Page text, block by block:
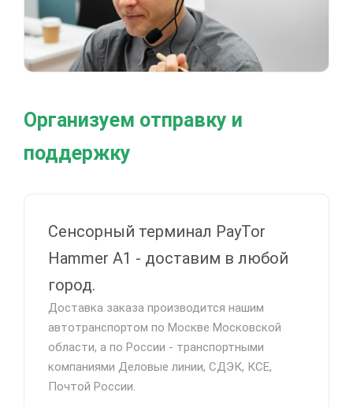
Организуем отправку и
поддержку
Сенсорный терминал PayTor
Hammer A1 - доставим в любой
город.
Доставка заказа производится нашим
автотранспортом по Москве Московской
области, а по России - транспортными
компаниями Деловые линии, СДЭК, КСЕ,
Почтой России.